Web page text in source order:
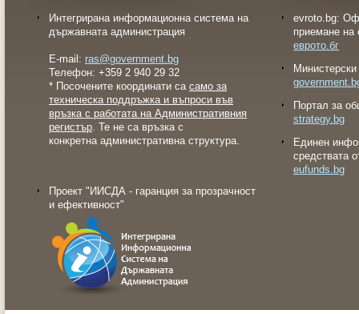
Интегрирана информационна система на
държавната администрация
E-mail: ras@government.bg
Телефон: +359 2 940 29 32
* Посочените координати са само за
техническа поддръжка и въпроси във
връзка с работата на Административния
регистър. Те не са връзка с
конкретна административна структура.
Проект "ИИСДА - гаранция за прозрачност
и ефективност"
evroto.bg:
приемане на
еврото.бг
Портал за
strategy.bg
Eдинен
средствата
eufunds.bg